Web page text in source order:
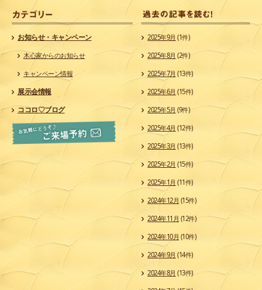
お知らせ・キャンペーン
木心家からのお知らせ
キャンペーン情報
展示会情報
ココロ♡ブログ
2025年9月 (1件)
2025年8月 (2件)
2025年7月 (13件)
2025年6月 (15件)
2025年5月 (9件)
2025年4月 (12件)
2025年3月 (13件)
2025年2月 (15件)
2025年1月 (11件)
2024年12月 (15件)
2024年11月 (12件)
2024年10月 (10件)
2024年9月 (14件)
2024年8月 (13件)